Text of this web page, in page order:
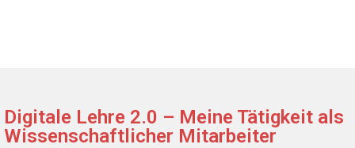
Digitale Lehre 2.0 – Meine Tätigkeit als
Wissenschaftlicher Mitarbeiter